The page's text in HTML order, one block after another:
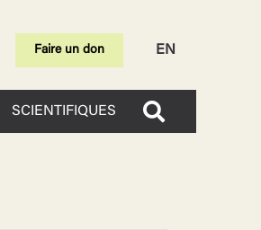
Faire un don EN
SCIENTIFIQUES